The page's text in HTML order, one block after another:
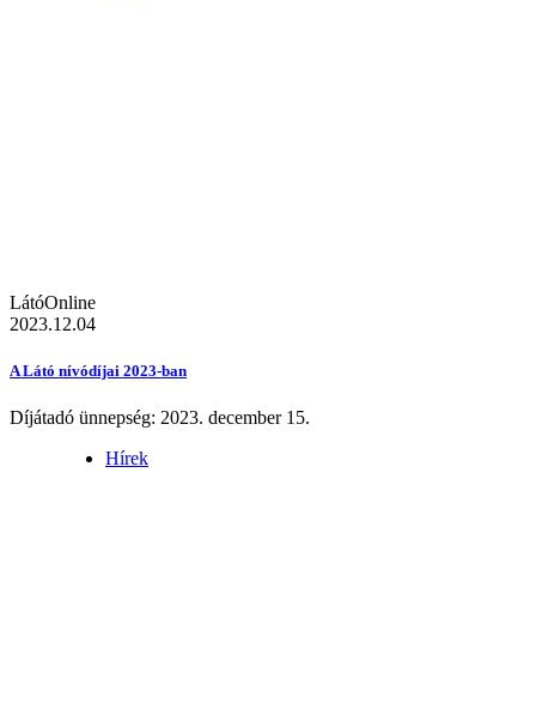
LátóOnline
2023.12.04
A Látó nívódíjai 2023-ban
Díjátadó ünnepség: 2023. december 15.
Hírek